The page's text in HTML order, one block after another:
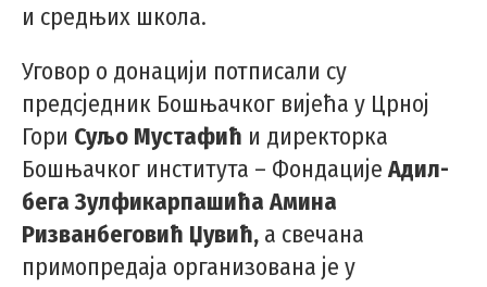
и средњих школа.
Уговор о донацији потписали су
предсједник Бошњачког вијећа у Црној
Гори Суљо Мустафић и директорка
Бошњачког института – Фондације Адил-
бега Зулфикарпашића Амина
Ризванбеговић Џувић, а свечана
примопредаја организована је у